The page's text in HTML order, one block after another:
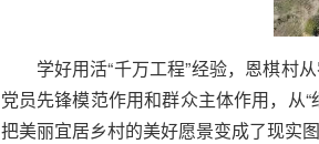
学好用活“千万工程”经验，恩棋村
党员先锋模范作用和群众主体作用，从“
把美丽宜居乡村的美好愿景变成了现实图